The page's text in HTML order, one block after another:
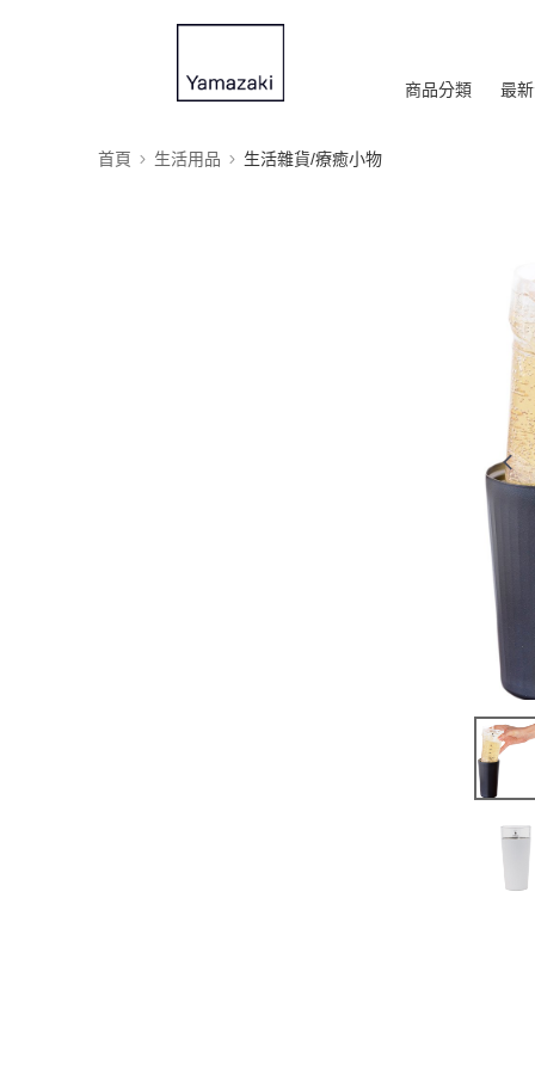
商品分類 最
首頁 生活用品 生活雜貨/療癒小物